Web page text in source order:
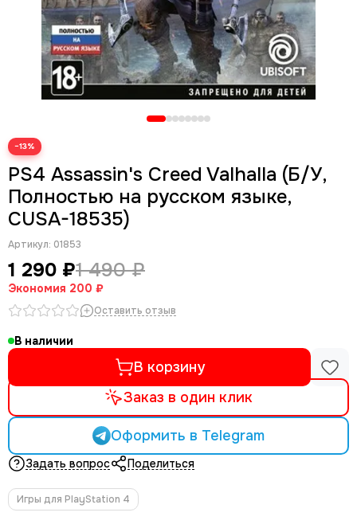
−13%
PS4 Assassin's Creed Valhalla (Б/У,
Полностью на русском языке,
CUSA-18535)
Артикул: 01853
1 290 ₽1 490 ₽
Экономия 200 ₽
Оставить отзыв
В наличии
В корзину
Заказ в один клик
Оформить в Telegram
Задать вопрос Поделиться
Игры для PlayStation 4